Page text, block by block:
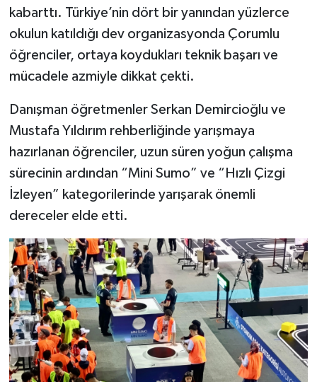
kabarttı. Türkiye’nin dört bir yanından yüzlerce
okulun katıldığı dev organizasyonda Çorumlu
öğrenciler, ortaya koydukları teknik başarı ve
mücadele azmiyle dikkat çekti.
Danışman öğretmenler Serkan Demircioğlu ve
Mustafa Yıldırım rehberliğinde yarışmaya
hazırlanan öğrenciler, uzun süren yoğun çalışma
sürecinin ardından “Mini Sumo” ve “Hızlı Çizgi
İzleyen” kategorilerinde yarışarak önemli
dereceler elde etti.